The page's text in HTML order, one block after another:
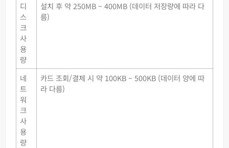
디
스
크
사
용
량
설치 후 약 250MB – 400MB (데이터 저장량에 따라 다
름)
네
트
워
크
사
용
량
카드 조회/결제 시 약 100KB – 500KB (데이터 양에 따
라 다름)